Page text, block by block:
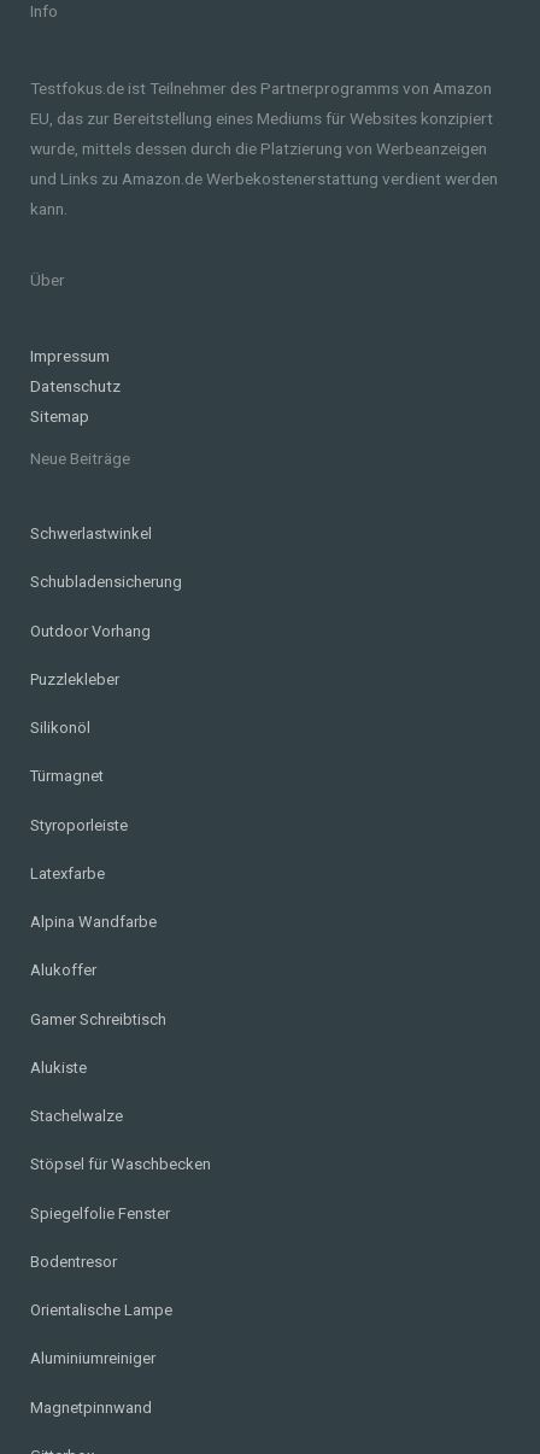
Info
Testfokus.de ist Teilnehmer des Partnerprogramms von Amazon
EU, das zur Bereitstellung eines Mediums für Websites konzipiert
wurde, mittels dessen durch die Platzierung von Werbeanzeigen
und Links zu Amazon.de Werbekostenerstattung verdient werden
kann.
Über
Impressum
Datenschutz
Sitemap
Neue Beiträge
Schwerlastwinkel
Schubladensicherung
Outdoor Vorhang
Puzzlekleber
Silikonöl
Türmagnet
Styroporleiste
Latexfarbe
Alpina Wandfarbe
Alukoffer
Gamer Schreibtisch
Alukiste
Stachelwalze
Stöpsel für Waschbecken
Spiegelfolie Fenster
Bodentresor
Orientalische Lampe
Aluminiumreiniger
Magnetpinnwand